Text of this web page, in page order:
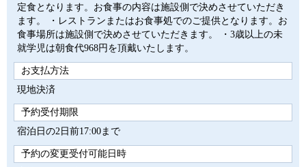
定食となります。お食事の内容は施設側で決めさせていただき
ます。 ・レストランまたはお食事処でのご提供となります。お
食事場所は施設側で決めさせていただきます。 ・3歳以上の未
就学児は朝食代968円を頂戴いたします。
お支払方法
現地決済
予約受付期限
宿泊日の2日前17:00まで
予約の変更受付可能日時